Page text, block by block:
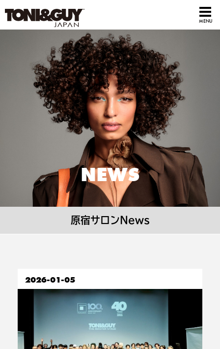
NEWS
原宿サロンNews
2026-01-05